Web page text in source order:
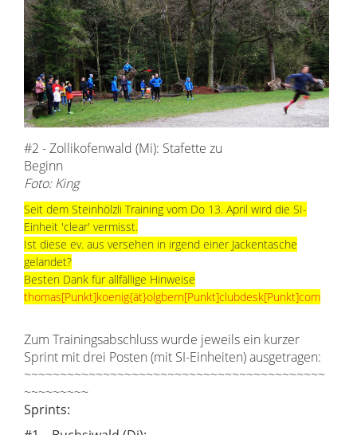
#2 - Zollikofenwald (Mi): Stafette zu
Beginn
Foto: King
Seit dem Steinhölzli Training vom Do 13. April wird die SI-
Einheit 'clear' vermisst.
Ist diese ev. aus versehen in irgend einer Jackentasche
gelandet?
Besten Dank für allfällige Hinweise
thomas[Punkt]koenig{ät}olgbern[Punkt]clubdesk[Punkt]com
Zum Trainingsabschluss wurde jeweils ein kurzer
Sprint mit drei Posten (mit SI-Einheiten) ausgetragen:
~~~~~~~~~~~~~~~~~~~~~~~~~~~~~~~~~~~~~~~~~~
~~~~~~~~~
Sprints: